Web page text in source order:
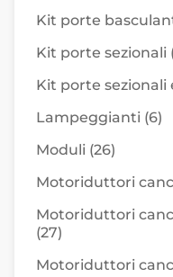
Kit porte
Kit porte sezionali
Kit porte sezionali
Lampeggianti (6)
Moduli (26)
Motoriduttori
Motoriduttori
(27)
Motoriduttori